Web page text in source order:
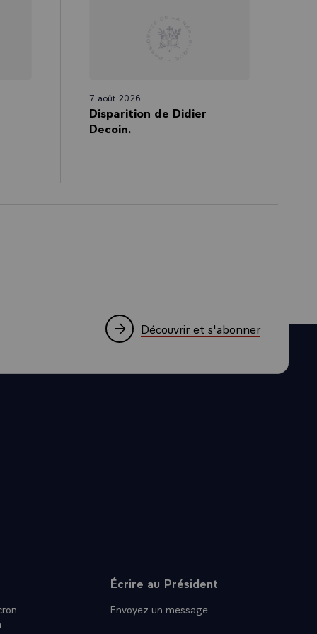
7 août 2026
Disparition de Didier
Decoin.
Découvrir et s'abonner
Écrire au Président
Envoyez un message